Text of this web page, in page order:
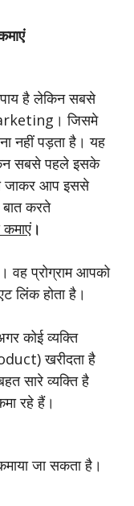
है लेकिन सबसे
जिसमे
नहीं पड़ता है। यह
सबसे पहले इसके
जाकर आप इससे
करते
।
वह प्रोग्राम आपको
लिंक होता है।
कोई व्यक्ति
खरीदता है
सारे व्यक्ति है
रहे हैं।
जा सकता है।